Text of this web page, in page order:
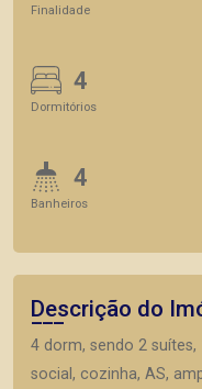
Finalidade
4
Dormitórios
4
Banheiros
Descrição do
4 dorm, sendo 2
social, cozinha, AS,